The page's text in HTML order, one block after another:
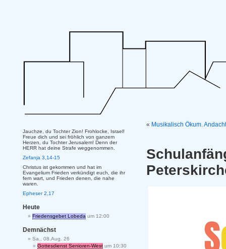
« Musikalisch Ökum.
Jauchze, du Tochter Zion! Frohlocke, Israel!
Freue dich und sei fröhlich von ganzem
Herzen, du Tochter Jerusalem! Denn der
HERR hat deine Strafe weggenommen.
Zefanja 3,14-15
Christus ist gekommen und hat im
Evangelium Frieden verkündigt euch, die ihr
fern wart, und Frieden denen, die nahe
waren.
Epheser 2,17
Heute
Friedensgebet Lobeda um 12:00
Demnächst
Sa., 08.Aug. 26
Gottesdienst Senioren-West um 10:30